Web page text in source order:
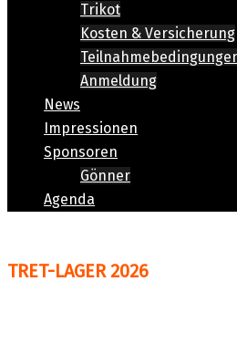
Trikot
Kosten & Versicherung
Anmeldung
News
Impressionen
Sponsoren
Gönner
Agenda
TRET-LAGER 2026